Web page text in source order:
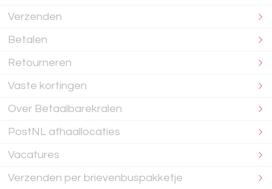
Verzenden
Betalen
Retourneren
Vaste kortingen
Over Betaalbarekralen
PostNL afhaallocaties
Vacatures
Verzenden per brievenbuspakketje